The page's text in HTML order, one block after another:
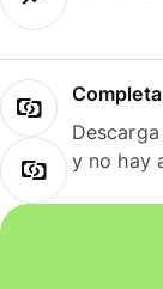
y no hay